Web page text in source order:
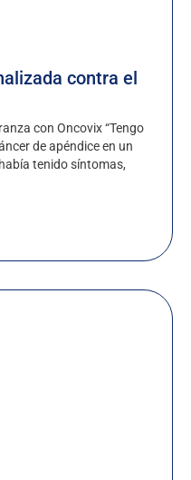
contra el
con Oncovix “Tengo
de apéndice en un
tenido síntomas,